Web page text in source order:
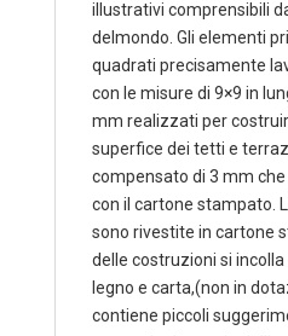
illustrativi comprensibili
delmondo. Gli elementi
quadrati precisamente
con le misure di 9×9 in
mm realizzati per
superfice dei tetti e
compensato di 3 mm
con il cartone stampato.
sono rivestite in cartone
delle costruzioni si incolla
legno e carta,(non in
contiene piccoli